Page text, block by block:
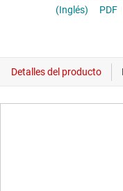
(Inglés)
PDF